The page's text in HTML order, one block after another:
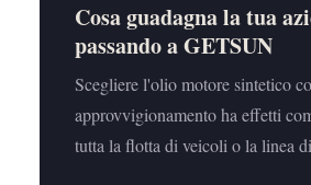
Cosa guadagna la tua
passando a GETSUN
Scegliere l'olio motore sintetico
approvvigionamento ha effetti
tutta la flotta di veicoli o la linea